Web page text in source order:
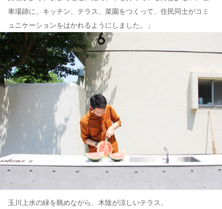
車場跡に、キッチン、テラス、菜園をつくって、住民同士がコミ
ュニケーションをはかれるようにしました。」
玉川上水の緑を眺めながら、木陰が涼しいテラス。